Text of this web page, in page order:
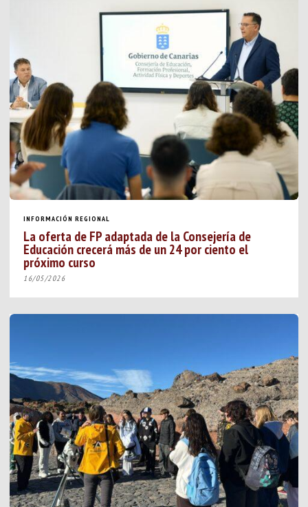
INFORMACIÓN REGIONAL
La oferta de FP adaptada de la Consejería de
Educación crecerá más de un 24 por ciento el
próximo curso
16/05/2026